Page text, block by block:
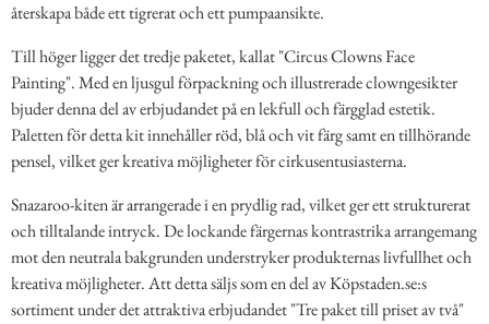
återskapa både ett tigrerat och ett pumpaansikte.
Till höger ligger det tredje paketet, kallat "Circus Clowns Face
Painting". Med en ljusgul förpackning och illustrerade clowngesikter
bjuder denna del av erbjudandet på en lekfull och färgglad estetik.
Paletten för detta kit innehåller röd, blå och vit färg samt en tillhörande
pensel, vilket ger kreativa möjligheter för cirkusentusiasterna.
Snazaroo-kiten är arrangerade i en prydlig rad, vilket ger ett strukturerat
och tilltalande intryck. De lockande färgernas kontrastrika arrangemang
mot den neutrala bakgrunden understryker produkternas livfullhet och
kreativa möjligheter. Att detta säljs som en del av Köpstaden.se:s
sortiment under det attraktiva erbjudandet "Tre paket till priset av två"